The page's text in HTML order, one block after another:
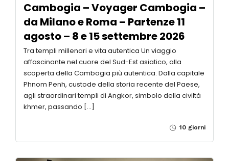
Cambogia – Voyager Cambogia –
da Milano e Roma – Partenze 11
agosto – 8 e 15 settembre 2026
Tra templi millenari e vita autentica Un viaggio
affascinante nel cuore del Sud-Est asiatico, alla
scoperta della Cambogia più autentica. Dalla capitale
Phnom Penh, custode della storia recente del Paese,
agli straordinari templi di Angkor, simbolo della civiltà
khmer, passando […]
10 giorni